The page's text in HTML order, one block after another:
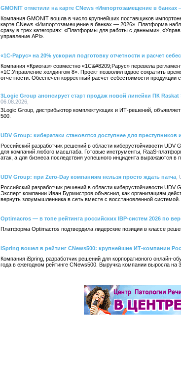
GMONIT отметили на карте CNews «Импортозамещение в банках
Компания GMONIT вошла в число крупнейших поставщиков
карте CNews «Импортозамещение в банках — 2026». Платформа
сразу в трех категориях: «Платформы для работы с данными»,
управление API».
«1С-Рарус» на 20% ускорил подготовку отчетности и расчет
Компания «Криогаз» совместно «1С&#8209;Рарус» перевела
«1С:Управление холдингом 8». Проект позволил вдвое сократить
отчетности. Обеспечен корректный расчет себестоимости продукции
3Logic Group анонсирует старт продаж новой линейки ПК
06.08.2026,
3Logic Group, дистрибьютор комплектующих и ИТ-решений,
500.
UDV Group: кибератаки становятся доступнее для преступников
Российский разработчик решений в области киберустойчивости
для компаний любого масштаба. Готовые инструменты, RaaS-
атак, а для бизнеса последствия успешного инцидента выражаются в
UDV Group: при Zero-Day компаниям нельзя просто ждать патча
Российский разработчик решений в области киберустойчивости UDV
Эксперт компании Иван Бурмистров объяснил, как организациям
вернуть злоумышленника в сеть вместе с восстановленной системой.
Optimacros — в топе рейтинга российских IBP-систем 2026 по
Платформа Optimacros подтвердила лидерские позиции в классе
iSpring вошел в рейтинг CNews500: крупнейшие ИТ-компании
Компания iSpring, разработчик решений для корпоративного онлайн-
года в ежегодном рейтинге CNews500. Выручка компании выросла на